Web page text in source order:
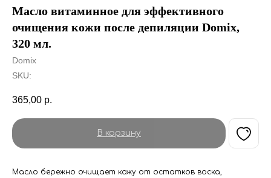
Масло витаминное для эффективного
очищения кожи после депиляции Domix,
320 мл.
Domix
SKU:
365,00 р.
В корзину
Масло бережно очищает кожу от остатков воска,